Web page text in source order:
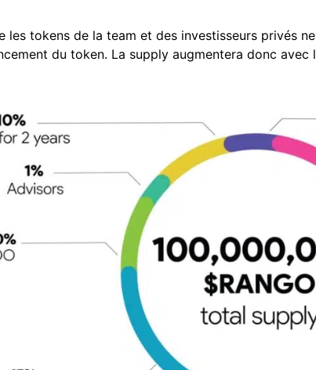
les tokens de la team et des investisseurs privés
du token. La supply augmentera donc avec